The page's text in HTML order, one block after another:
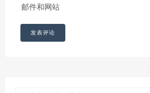
邮件和网站